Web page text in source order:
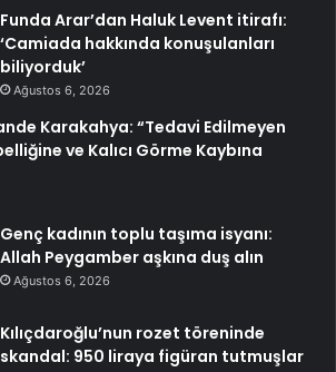
Funda Arar’dan Haluk Levent itirafı:
‘Camiada hakkında konuşulanları
biliyorduk’
Ağustos 6, 2026
Karakahya: “Tedavi Edilmeyen
ve Kalıcı Görme Kaybına
Genç kadının toplu taşıma isyanı:
Allah Peygamber aşkına duş alın
Ağustos 6, 2026
Kılıçdaroğlu’nun rozet töreninde
skandal: 950 liraya figüran tutmuşlar